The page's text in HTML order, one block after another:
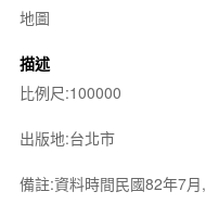
地圖
描述
比例尺:100000
出版地:台北市
備註:資料時間民國82年7